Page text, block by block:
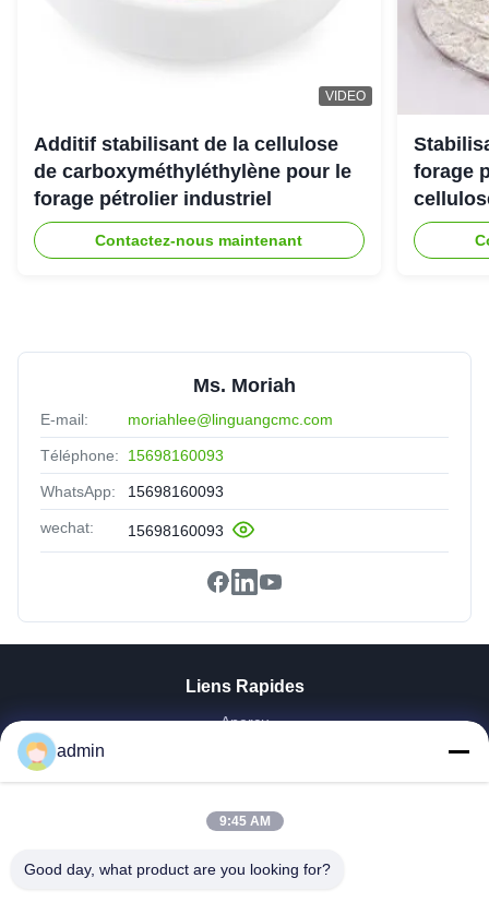
VIDEO
Additif stabilisant de la cellulose
de carboxyméthyléthylène pour le
forage pétrolier industriel
Contactez-nous maintenant
forage
Ms. Moriah
E-mail: moriahlee@linguangcmc.com
Téléphone: 15698160093
WhatsApp: 15698160093
wechat: 15698160093
Liens Rapides
Aperçu
VR Show
A Propos De Nous
Visite D'usine
Contrôle De La Qualité
admin
9:45 AM
Good day, what product are you looking for?